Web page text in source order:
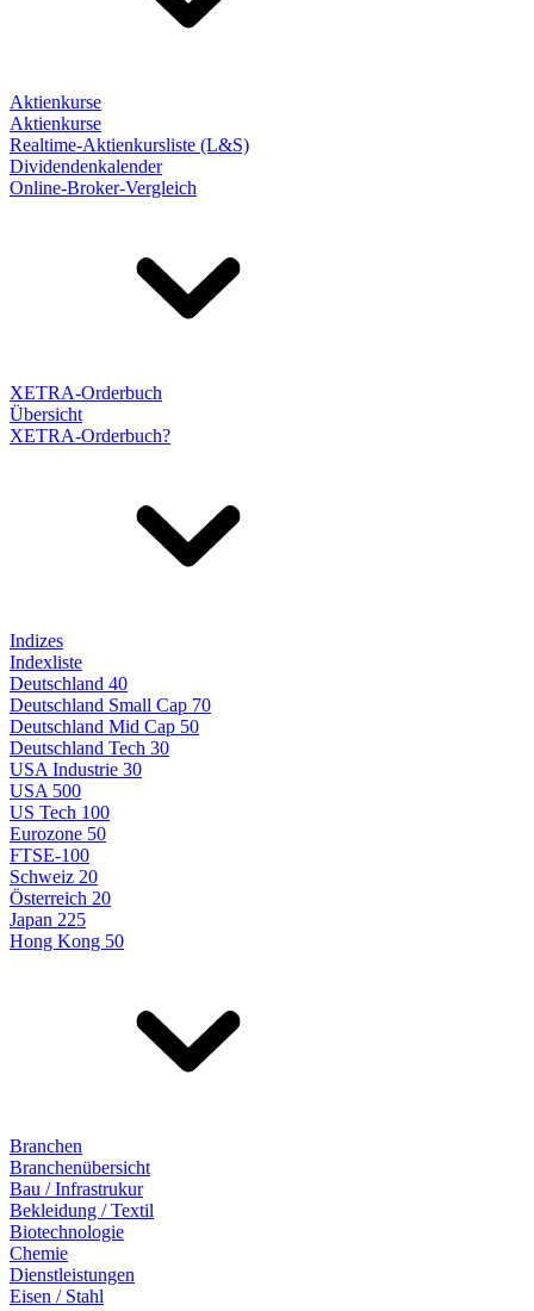
Aktienkurse
Aktienkurse
Realtime-Aktienkursliste (L&S)
Dividendenkalender
Online-Broker-Vergleich
XETRA-Orderbuch
Übersicht
XETRA-Orderbuch?
Indizes
Indexliste
Deutschland 40
Deutschland Small Cap 70
Deutschland Mid Cap 50
Deutschland Tech 30
USA Industrie 30
USA 500
US Tech 100
Eurozone 50
FTSE-100
Schweiz 20
Österreich 20
Japan 225
Hong Kong 50
Branchen
Branchenübersicht
Bau / Infrastrukur
Bekleidung / Textil
Biotechnologie
Chemie
Dienstleistungen
Eisen / Stahl